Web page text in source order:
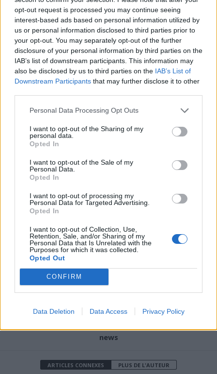
opt-out request is processed you may continue seeing
interest-based ads based on personal information utilized by
us or personal information disclosed to third parties prior to
your opt-out. You may separately opt-out of the further
disclosure of your personal information by third parties on the
IAB’s list of downstream participants. This information may
also be disclosed by us to third parties on the IAB’s List of
Downstream Participants that may further disclose it to other
Personal Data Processing Opt Outs
I want to opt-out of the Sharing of my
personal data.
Opted In
I want to opt-out of the Sale of my
Personal Data.
Opted In
I want to opt-out of processing my
Personal Data for Targeted Advertising.
Opted In
I want to opt-out of Collection, Use,
Retention, Sale, and/or Sharing of my
Personal Data that Is Unrelated with the
Purposes for which it was collected.
Opted Out
CONFIRM
Data Deletion Data Access Privacy Policy
consacrer chaque jour 5 à 15 minutes à une tâche exigeante pour
l’esprit. Ils reconnaissent aussi que leur échantillon est limité,
principalement composé de femmes, de personnes blanches et
diplômées. La démarche doit donc être menée avec prudence
quant à sa généralisation.
Une possibilité accessible à tous
cerveau n’est pas défini par l’âge, il est défini par la possibilité ». En
d’autres termes, chacun peut agir pour préserver ses capacités
cognitives, simplement en lui consacrant quelques minutes par jour.
Article précédent
Luxation de prothèse de
hanche : le cauchemar qui
fait mal aux patients
Chaleurs extrêmes : ces
risques insoupçonnés pour
news
ARTICLES CONNEXES PLUS DE L'AUTEUR